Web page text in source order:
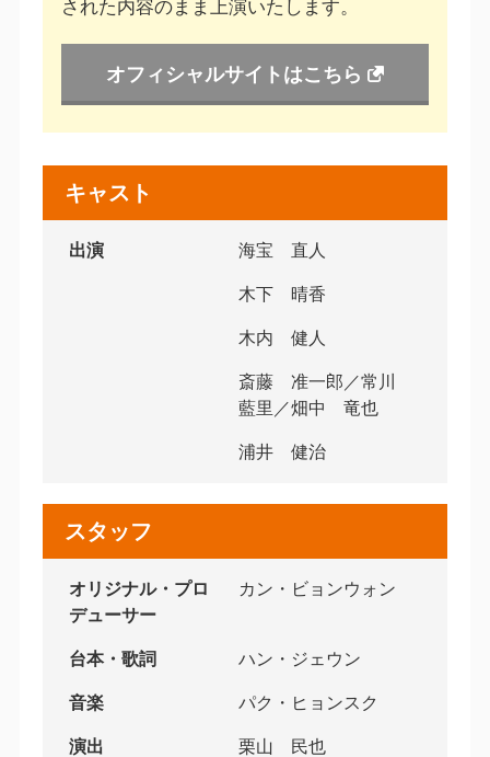
された内容のまま上演いたします。
オフィシャルサイトはこちら
キャスト
出演 海宝 直人
木下 晴香
木内 健人
斎藤 准一郎／常川
藍里／畑中 竜也
浦井 健治
スタッフ
オリジナル・プロ
デューサー
カン・ビョンウォン
台本・歌詞 ハン・ジェウン
音楽 パク・ヒョンスク
演出 栗山 民也